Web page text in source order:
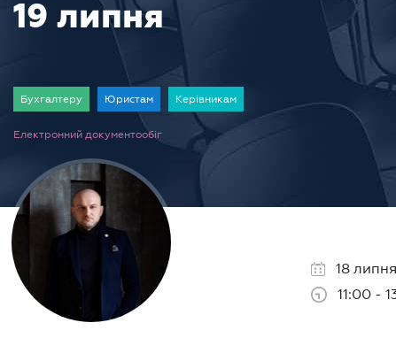
19 липня
Бухгалтеру Юристам Керівникам
Електронний документообіг
18
11:00 -